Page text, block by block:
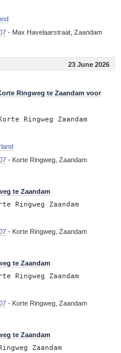
- Max Havelaarstraat, Zaandam
23 June 2026
Ringweg te Zaandam voor
Ringweg Zaandam
- Korte Ringweg, Zaandam
te Zaandam
Ringweg Zaandam
- Korte Ringweg, Zaandam
te Zaandam
Ringweg Zaandam
- Korte Ringweg, Zaandam
te Zaandam
Zaandam